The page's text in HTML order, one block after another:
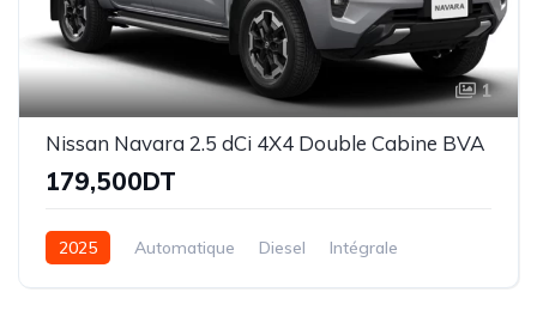
1
Nissan Navara 2.5 dCi 4X4 Double Cabine BVA
179,500DT
2025 Automatique Diesel Intégrale